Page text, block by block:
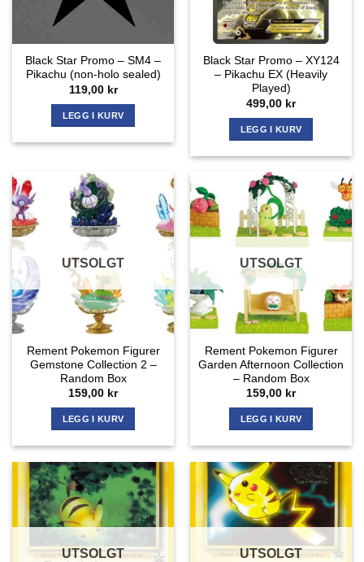
Black Star Promo – SM4 –
Pikachu (non-holo sealed)
119,00 kr
LEGG I KURV
Black Star Promo – XY124
– Pikachu EX (Heavily
Played)
499,00 kr
LEGG I KURV
UTSOLGT
Rement Pokemon Figurer
Gemstone Collection 2 –
Random Box
159,00 kr
LEGG I KURV
UTSOLGT
Rement Pokemon Figurer
Garden Afternoon Collection
– Random Box
159,00 kr
LEGG I KURV
UTSOLGT UTSOLGT